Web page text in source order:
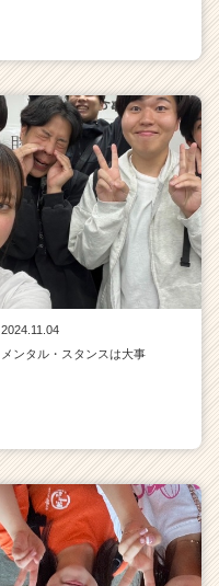
2024.11.04
メンタル・スタンスは大事